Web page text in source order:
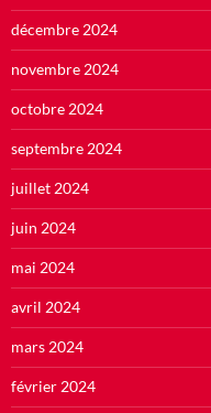
décembre 2024
novembre 2024
octobre 2024
septembre 2024
juillet 2024
juin 2024
mai 2024
avril 2024
mars 2024
février 2024